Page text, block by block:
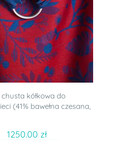
kółkowa do
(41% bawełna czesana,
1250.00 zł